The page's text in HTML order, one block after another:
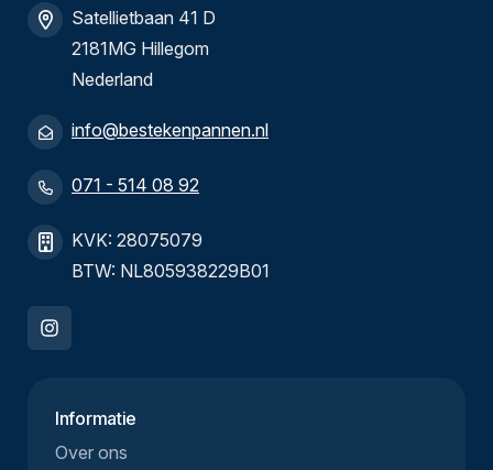
Satellietbaan 41 D
2181MG Hillegom
Nederland
info@bestekenpannen.nl
071 - 514 08 92
KVK: 28075079
BTW: NL805938229B01
Informatie
Over ons